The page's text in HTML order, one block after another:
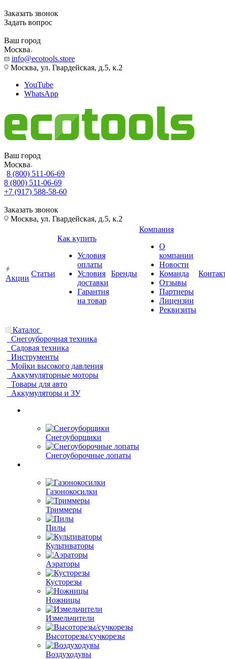
Заказать звонок
Задать вопрос
Ваш город
Москва
info@ecotools.store
Москва, ул. Гвардейская, д.5, к.2
YouTube
WhatsApp
Ваш город
Москва
8 (800) 511-06-69
8 (800) 511-06-69
+7 (917) 588-58-60
Заказать звонок
Москва, ул. Гвардейская, д.5, к.2
Акции
Статьи
Как купить
Условия
оплаты
Условия
доставки
Гарантия
на товар
Бренды
Компания
О
компании
Новости
Команда
Отзывы
Партнеры
Лицензии
Реквизиты
Каталог
Снегоуборочная техника
Садовая техника
Инструменты
Мойки высокого давления
Аккумуляторные моторы
Товары для авто
Аккумуляторы и ЗУ
Снегоуборщики
Снегоуборочные лопаты
Газонокосилки
Триммеры
Пилы
Культиваторы
Аэраторы
Кусторезы
Ножницы
Измельчители
Высоторезы/сучкорезы
Воздуходувы